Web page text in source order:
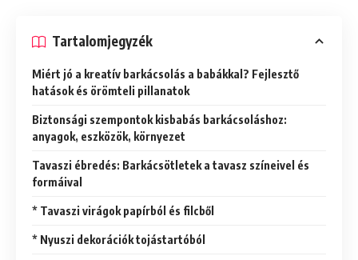
Tartalomjegyzék
Miért jó a kreatív barkácsolás a babákkal? Fejlesztő
hatások és örömteli pillanatok
Biztonsági szempontok kisbabás barkácsoláshoz:
anyagok, eszközök, környezet
Tavaszi ébredés: Barkácsötletek a tavasz színeivel és
formáival
* Tavaszi virágok papírból és filcből
* Nyuszi dekorációk tojástartóból